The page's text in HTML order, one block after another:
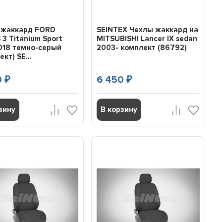
FORD
3 Titanium Sport
темно-серый
SE...
₽
SEINTEX Чехлы жаккард на
MITSUBISHI Lancer IX sedan
2003- комплект (86792)
6 450 ₽
В корзину